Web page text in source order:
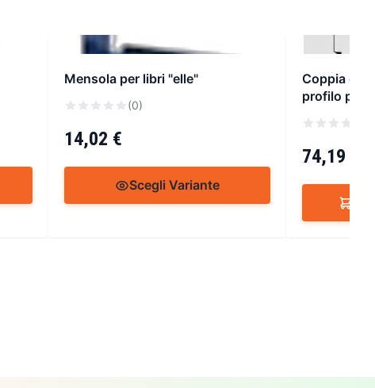
Mensola per libri "elle"
(0)
14,02 €
Scegli Variante
Coppia
profilo
74,19 €